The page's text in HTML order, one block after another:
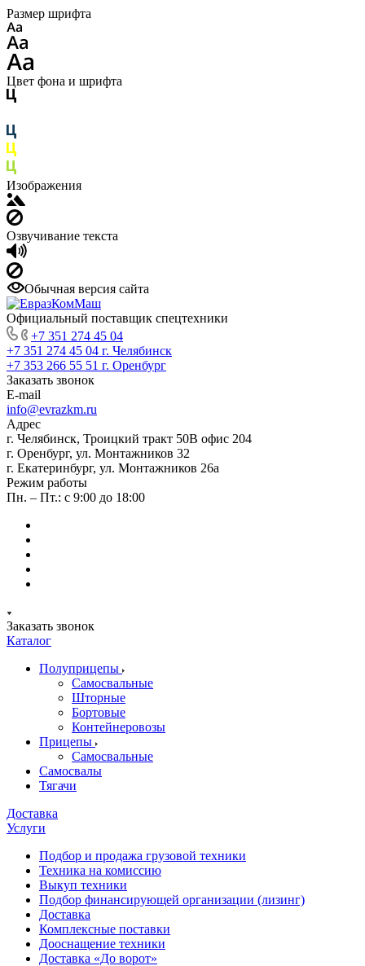
Размер шрифта
Цвет фона и шрифта
Изображения
Озвучивание текста
Обычная версия сайта
Официальный поставщик спецтехники
+7 351 274 45 04
+7 351 274 45 04 г. Челябинск
+7 353 266 55 51 г. Оренбург
Заказать звонок
E-mail
info@evrazkm.ru
Адрес
г. Челябинск, Троицкий тракт 50В офис 204
г. Оренбург, ул. Монтажников 32
г. Екатеринбург, ул. Монтажников 26а
Режим работы
Пн. – Пт.: с 9:00 до 18:00
Заказать звонок
Каталог
Полуприцепы
Самосвальные
Шторные
Бортовые
Контейнеровозы
Прицепы
Самосвальные
Самосвалы
Тягачи
Доставка
Услуги
Подбор и продажа грузовой техники
Техника на комиссию
Выкуп техники
Подбор финансирующей организации (лизинг)
Доставка
Комплексные поставки
Дооснащение техники
Доставка «До ворот»